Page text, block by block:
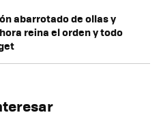
abarrotado de ollas y
reina el orden y todo